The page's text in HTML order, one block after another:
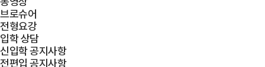
브로슈어
전형요강
입학 상담
신입학 공지사항
전편입 공지사항